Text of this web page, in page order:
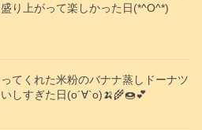
り上がって楽しかった日(*^O^*)
てくれた米粉のバナナ蒸しドーナツ
しすぎた日(о´∀`о)🍌🌾🍩💕